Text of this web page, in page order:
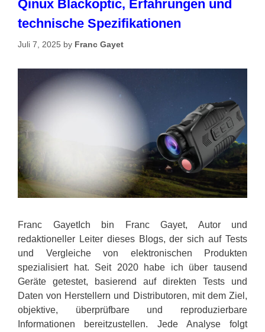
Qinux Blackoptic, Erfahrungen und
technische Spezifikationen
Juli 7, 2025 by Franc Gayet
Franc GayetIch bin Franc Gayet, Autor und
redaktioneller Leiter dieses Blogs, der sich auf Tests
und Vergleiche von elektronischen Produkten
spezialisiert hat. Seit 2020 habe ich über tausend
Geräte getestet, basierend auf direkten Tests und
Daten von Herstellern und Distributoren, mit dem Ziel,
objektive, überprüfbare und reproduzierbare
Informationen bereitzustellen. Jede Analyse folgt